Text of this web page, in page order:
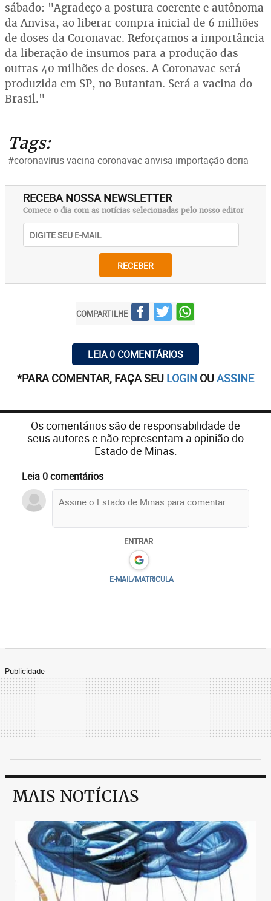
sábado: "Agradeço a postura coerente e autônoma
da Anvisa, ao liberar compra inicial de 6 milhões
de doses da Coronavac. Reforçamos a importância
da liberação de insumos para a produção das
outras 40 milhões de doses. A Coronavac será
produzida em SP, no Butantan. Será a vacina do
Brasil."
Tags:
#coronavírus vacina coronavac anvisa importação doria
RECEBA NOSSA NEWSLETTER
Comece o dia com as notícias selecionadas pelo nosso editor
RECEBER
COMPARTILHE
LEIA 0 COMENTÁRIOS
*PARA COMENTAR, FAÇA SEU LOGIN OUASSINE
Os comentários são de responsabilidade de
seus autores e não representam a opinião do
Estado de Minas.
Leia 0 comentários
ENTRAR
E-MAIL/MATRICULA
Publicidade
MAIS NOTÍCIAS